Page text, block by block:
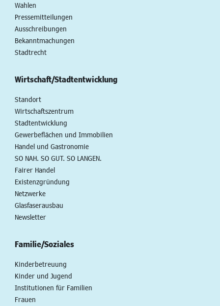
Wahlen
Pressemitteilungen
Ausschreibungen
Bekanntmachungen
Stadtrecht
Wirtschaft/Stadtentwicklung
Standort
Wirtschaftszentrum
Stadtentwicklung
Gewerbeflächen und Immobilien
Handel und Gastronomie
SO NAH. SO GUT. SO LANGEN.
Fairer Handel
Existenzgründung
Netzwerke
Glasfaserausbau
Newsletter
Familie/Soziales
Kinderbetreuung
Kinder und Jugend
Institutionen für Familien
Frauen